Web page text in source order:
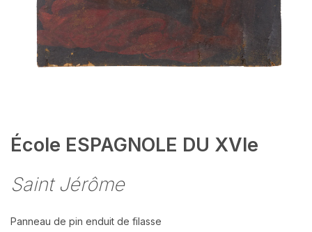
École ESPAGNOLE DU XVIe
Saint Jérôme
Panneau de pin enduit de filasse